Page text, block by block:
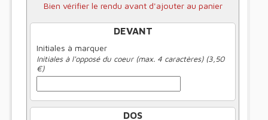
Bien vérifier le rendu avant d'ajouter au panier
DEVANT
Initiales à marquer
Initiales à l'opposé du coeur (max. 4 caractères) (3,50
€)
DOS